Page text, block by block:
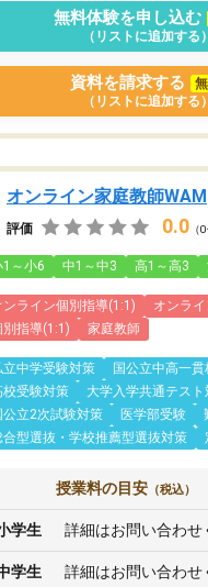
無料体験を申し込む
（リストに追加する）
資料を請求する
（リストに追加する）
オンライン家庭教師WAM
評価 0.0 （
1～小6 中1～中3 高1～高3
ンライン個別指導(1:1)
オンラ
別指導(1:1)
家庭教師
立中学受験対策
国公立中高一
校受験対策
大学入学共通テスト
公立2次試験対策
医学部受験
合型選抜・学校推薦型選抜対策
授業料の目安 （税込）
学生 詳細はお問い合わせ
学生 詳細はお問い合わせ